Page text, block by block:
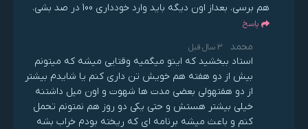
هم برسی. بعداز اون دیگه باید وارد خودداری 100 در صد بشی.
پاسخ
محمد 3 سال قبل
استاد ببخشید که اینو میگمیه وقتایی میشه که میتونم
بیش از دو هفته هم خویش تن داری کنم یا شایدم بیشتر
از دو هفتهولی بعضی مدت ها شهوت و اون میل داشتنه
خیلی بیشتر هستش و حتی یکی دو روز هم نمتونم تحمل
کنم و باعث میشه برنامه ای که ریخته بودم خراب بشه